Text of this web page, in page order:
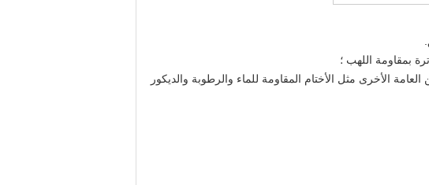
بمقاومة اللهب ؛
الأخرى مثل الأختام المقاومة للماء والرطوبة والديكور